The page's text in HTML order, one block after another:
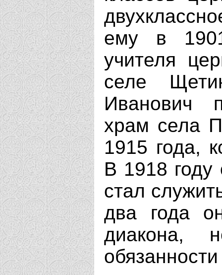
ему в
учителя
селе
Иванович
храм села
1915 года,
В 1918
стал
два года
диакона,